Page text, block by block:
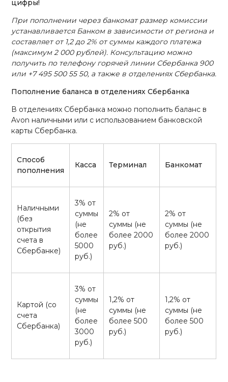
цифры!
При пополнении через банкомат размер комиссии
устанавливается Банком в зависимости от региона и
составляет от 1,2 до 2% от суммы каждого платежа
(максимум 2 000 рублей). Консультацию можно
получить по телефону горячей линии Сбербанка 900
или +7 495 500 55 50, а также в отделениях Сбербанка.
Пополнение баланса в отделениях Сбербанка
В отделениях Сбербанка можно пополнить баланс в
Avon наличными или с использованием банковской
карты Сбербанка.
Способ
пополнения
Касса Терминал Банкомат
Наличными
(без
открытия
счета в
Сбербанке)
3% от
суммы
(не
более
5000
руб.)
2% от
суммы (не
более 2000
руб.)
2% от
суммы (не
более 2000
руб.)
Картой (со
счета
Сбербанка)
3% от
суммы
(не
более
3000
руб.)
1,2% от
суммы (не
более 500
руб.)
1,2% от
суммы (не
более 500
руб.)